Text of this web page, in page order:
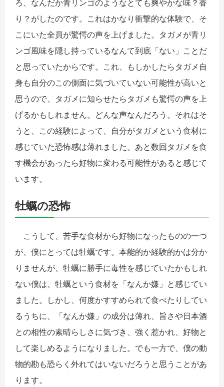
ろ、なんだか青リンゴのようなとても爽やかな味？香
り？がしたのです。これはかなり衝撃的な体験で、そ
こにいた全員が驚愕の声を上げました。タガメが青リ
ンゴ風味を隠し持っているなんて到底「ない」ことだ
と思っていたからです。これ、もしかしたらタガメ自
身も自分のこの側面に気づいていない可能性が高いと
思うので、タガメに知らせたらタガメも驚愕の声を上
げるかもしれません。どんな声なんだろう。それはそ
うと、この経験によって、自分がタガメという食材に
感じていた恐怖感は薄れました。あと数回タガメを食
す機会があったら好物に変わる可能性があると感じて
います。
牡蠣の恐怖
こうして、苦手な食材から好物になったものの一つ
が、僕にとっては牡蠣です。本能的か経験的かは分か
りませんが、牡蠣に勝手に毒性を感じていたかもしれ
ない僕は、牡蠣という食材を「なんか嫌」と感じてい
ました。しかし、何度かすすめられて食べたりしてい
るうちに、「なんか嫌」の成分は薄れ、旨さや日本酒
との相性の素晴らしさに気づき、強く惹かれ、好物と
して楽しめるようになりました。でも一方で、僕の動
物的勘も恐らく外れてはいないだろうと思うことがあ
ります。